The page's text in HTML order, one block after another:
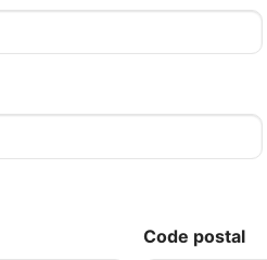
Code postal